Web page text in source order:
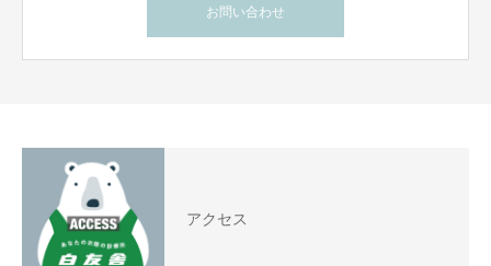
お問い合わせ
アクセス